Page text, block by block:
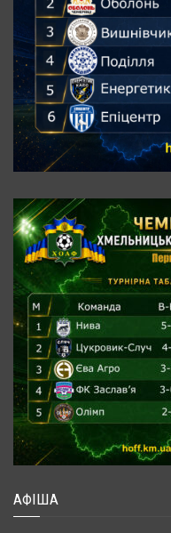
АФІША